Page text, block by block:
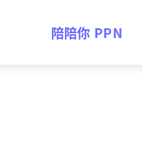
陪陪你 PPN